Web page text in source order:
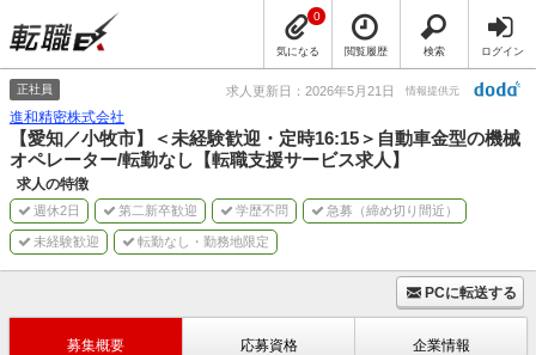
気になる
0
閲覧履歴 検索 ログイン
正社員 求人更新日：2026年5月21日 情報提供元
進和精密株式会社
【愛知／小牧市】＜未経験歓迎・定時16:15＞自動車金型の機械
オペレーター/転勤なし【転職支援サービス求人】
求人の特徴
週休2日 第二新卒歓迎 学歴不問 急募（締め切り間近）
未経験歓迎 転勤なし・勤務地限定
PCに転送する
募集概要 応募資格 企業情報